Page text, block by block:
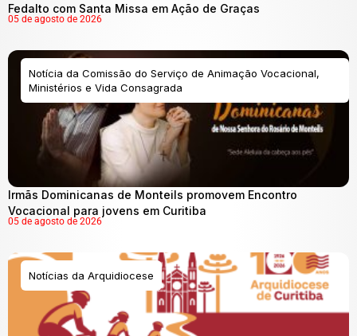
Fedalto com Santa Missa em Ação de Graças
05 de agosto de 2026
Notícia da Comissão do Serviço de Animação Vocacional,
Ministérios e Vida Consagrada
Irmãs Dominicanas de Monteils promovem Encontro
Vocacional para jovens em Curitiba
05 de agosto de 2026
Notícias da Arquidiocese